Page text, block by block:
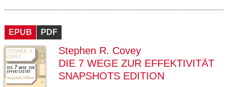
EPUB PDF
Stephen R. Covey
DIE 7 WEGE ZUR EFFEKTIVITÄT
SNAPSHOTS EDITION